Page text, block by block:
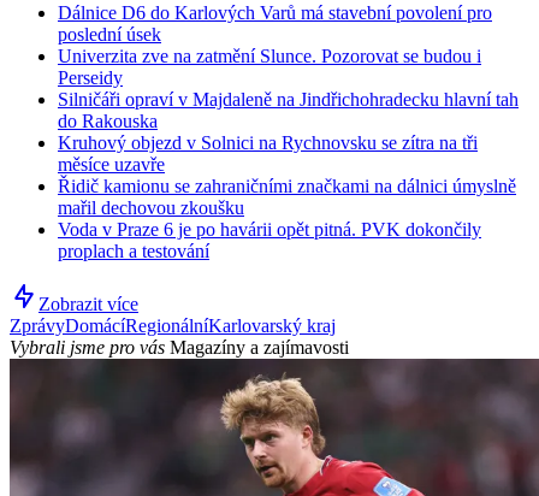
Dálnice D6 do Karlových Varů má stavební povolení pro
poslední úsek
Univerzita zve na zatmění Slunce. Pozorovat se budou i
Perseidy
Silničáři opraví v Majdaleně na Jindřichohradecku hlavní tah
do Rakouska
Kruhový objezd v Solnici na Rychnovsku se zítra na tři
měsíce uzavře
Řidič kamionu se zahraničními značkami na dálnici úmyslně
mařil dechovou zkoušku
Voda v Praze 6 je po havárii opět pitná. PVK dokončily
proplach a testování
Zobrazit více
ZprávyDomácíRegionálníKarlovarský kraj
Vybrali jsme pro vás Magazíny a zajímavosti